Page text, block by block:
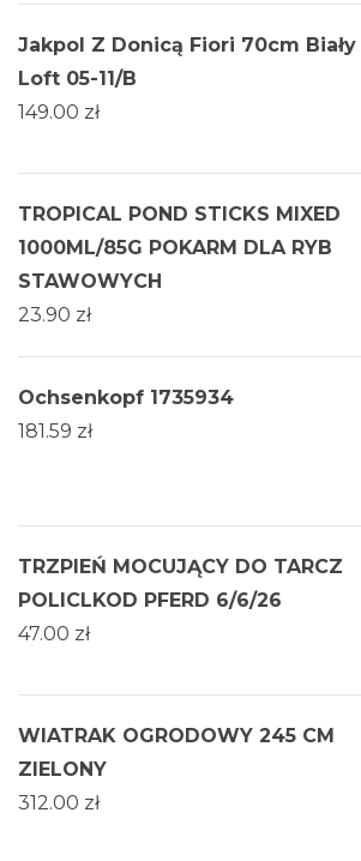
Jakpol Z Donicą Fiori 70cm Biały
Loft 05-11/B
149.00 zł
TROPICAL POND STICKS MIXED
1000ML/85G POKARM DLA RYB
STAWOWYCH
23.90 zł
Ochsenkopf 1735934
181.59 zł
TRZPIEŃ MOCUJĄCY DO TARCZ
POLICLKOD PFERD 6/6/26
47.00 zł
WIATRAK OGRODOWY 245 CM
ZIELONY
312.00 zł